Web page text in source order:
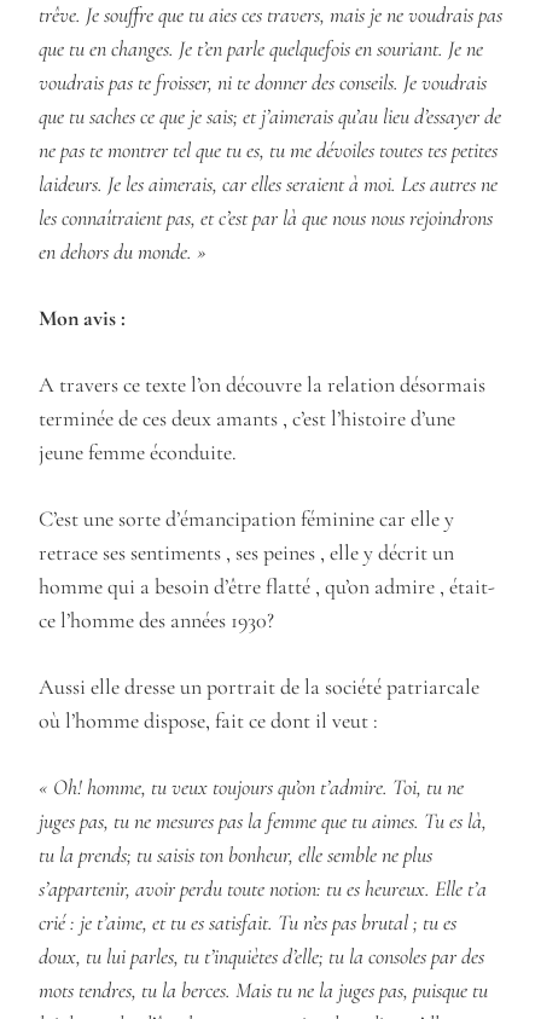
trêve. Je souffre que tu aies ces travers, mais je ne voudrais pas
que tu en changes. Je t’en parle quelquefois en souriant. Je ne
voudrais pas te froisser, ni te donner des conseils. Je voudrais
que tu saches ce que je sais; et j’aimerais qu’au lieu d’essayer de
ne pas te montrer tel que tu es, tu me dévoiles toutes tes petites
laideurs. Je les aimerais, car elles seraient à moi. Les autres ne
les connaîtraient pas, et c’est par là que nous nous rejoindrons
en dehors du monde. »
Mon avis :
A travers ce texte l’on découvre la relation désormais
terminée de ces deux amants , c’est l’histoire d’une
jeune femme éconduite.
C’est une sorte d’émancipation féminine car elle y
retrace ses sentiments , ses peines , elle y décrit un
homme qui a besoin d’être flatté , qu’on admire , était-
ce l’homme des années 1930?
Aussi elle dresse un portrait de la société patriarcale
où l’homme dispose, fait ce dont il veut :
« Oh! homme, tu veux toujours qu’on t’admire. Toi, tu ne
juges pas, tu ne mesures pas la femme que tu aimes. Tu es là,
tu la prends; tu saisis ton bonheur, elle semble ne plus
s’appartenir, avoir perdu toute notion: tu es heureux. Elle t’a
crié : je t’aime, et tu es satisfait. Tu n’es pas brutal ; tu es
doux, tu lui parles, tu t’inquiètes d’elle; tu la consoles par des
mots tendres, tu la berces. Mais tu ne la juges pas, puisque tu